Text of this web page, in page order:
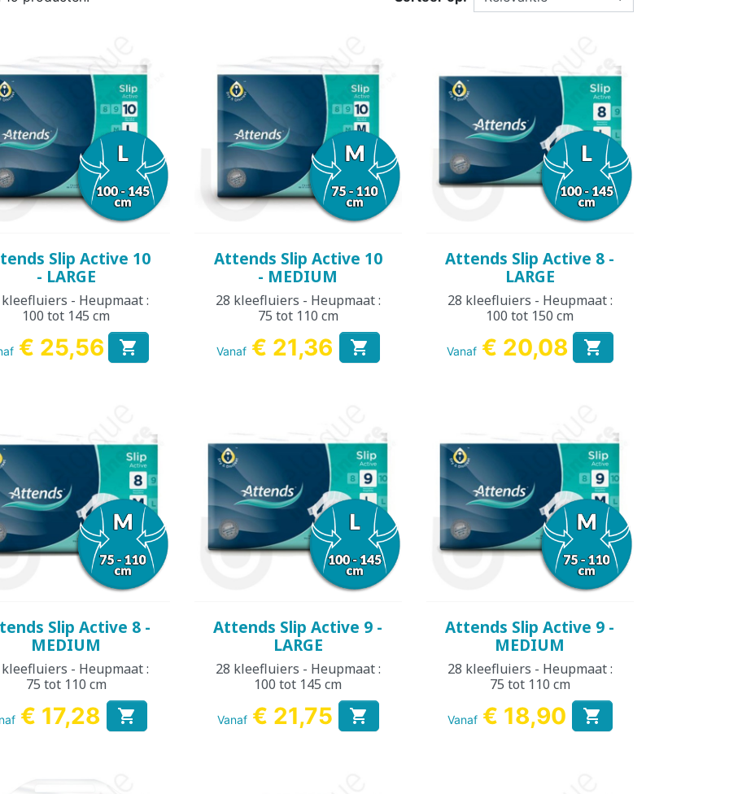
VOLWASSENEN
ROMPERTJE ONESIE ANTISLIPKOUS
&
DESINFECTIE VAN
HANDEN EN
OPPERVLAKKEN
VOEDINGSSUPPLEMENT
KINDEREN
WASBARE LUIER
KINDEREN
PYJAMA KINDEREN PLASWEKKER KINDEREN
Snel bekijken
Slip Active 10
- LARGE
- Heupmaat :
100 tot 145 cm
€ 25,56 
Snel bekijken
Attends Slip Active 10
- MEDIUM
28 kleefluiers - Heupmaat :
75 tot 110 cm
Vanaf € 21,36 
Snel bekijken
Attends Slip Active 8 -
LARGE
28 kleefluiers - Heupmaat :
100 tot 150 cm
Vanaf € 20,08 
Snel bekijken
Slip Active 8 -
MEDIUM
- Heupmaat :
75 tot 110 cm
€ 17,28 
Snel bekijken
Attends Slip Active 9 -
LARGE
28 kleefluiers - Heupmaat :
100 tot 145 cm
Vanaf € 21,75 
Snel bekijken
Attends Slip Active 9 -
MEDIUM
28 kleefluiers - Heupmaat :
75 tot 110 cm
Vanaf € 18,90 